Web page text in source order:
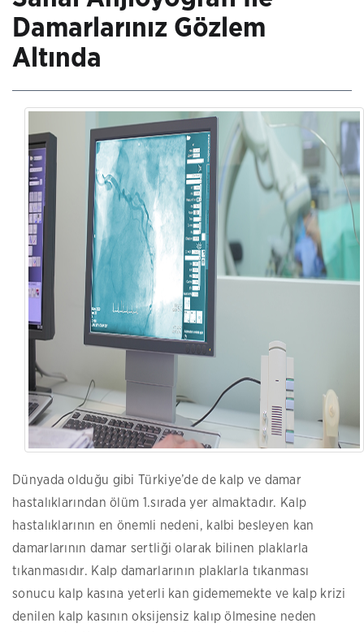
Damarlarınız Gözlem
Altında
Dünyada olduğu gibi Türkiye’de de kalp ve damar
hastalıklarından ölüm 1.sırada yer almaktadır. Kalp
hastalıklarının en önemli nedeni, kalbi besleyen kan
damarlarının damar sertliği olarak bilinen plaklarla
tıkanmasıdır. Kalp damarlarının plaklarla tıkanması
sonucu kalp kasına yeterli kan gidememekte ve kalp krizi
denilen kalp kasının oksijensiz kalıp ölmesine neden